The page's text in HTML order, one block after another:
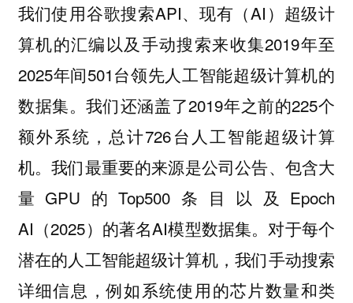
我们使用谷歌搜索API、现有（AI）超级计
算机的汇编以及手动搜索来收集2019年至
2025年间501台领先人工智能超级计算机的
数据集。我们还涵盖了2019年之前的225个
额外系统，总计726台人工智能超级计算
机。我们最重要的来源是公司公告、包含大
量GPU的Top500条目以及Epoch
AI（2025）的著名AI模型数据集。对于每个
潜在的人工智能超级计算机，我们手动搜索
详细信息，例如系统使用的芯片数量和类